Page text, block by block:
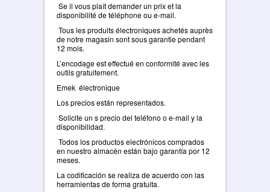
Se il vous plaît demander un prix et la
disponibilité de téléphone ou e-mail.
Tous les produits électroniques achetés auprès
de notre magasin sont sous garantie pendant
12 mois.
L’encodage est effectué en conformité avec les
outils gratuitement.
Emek électronique
Los precios están representados.
Solicite un s precio del teléfono o e-mail y la
disponibilidad.
Todos los productos electrónicos comprados
en nuestro almacén están bajo garantía por 12
meses.
La codificación se realiza de acuerdo con las
herramientas de forma gratuita.